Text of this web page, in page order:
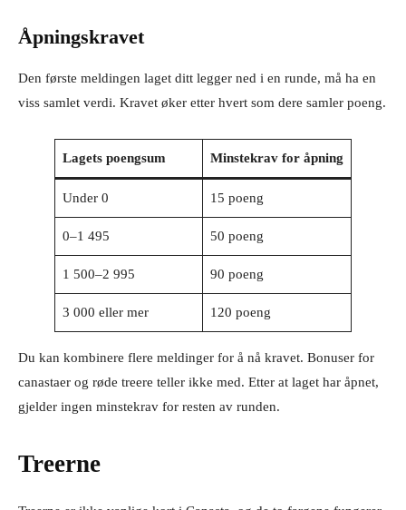
Åpningskravet
Den første meldingen laget ditt legger ned i en runde, må ha en
viss samlet verdi. Kravet øker etter hvert som dere samler poeng.
Lagets poengsum Minstekrav for åpning
Under 0 15 poeng
0–1 495 50 poeng
1 500–2 995 90 poeng
3 000 eller mer 120 poeng
Du kan kombinere flere meldinger for å nå kravet. Bonuser for
canastaer og røde treere teller ikke med. Etter at laget har åpnet,
gjelder ingen minstekrav for resten av runden.
Treerne